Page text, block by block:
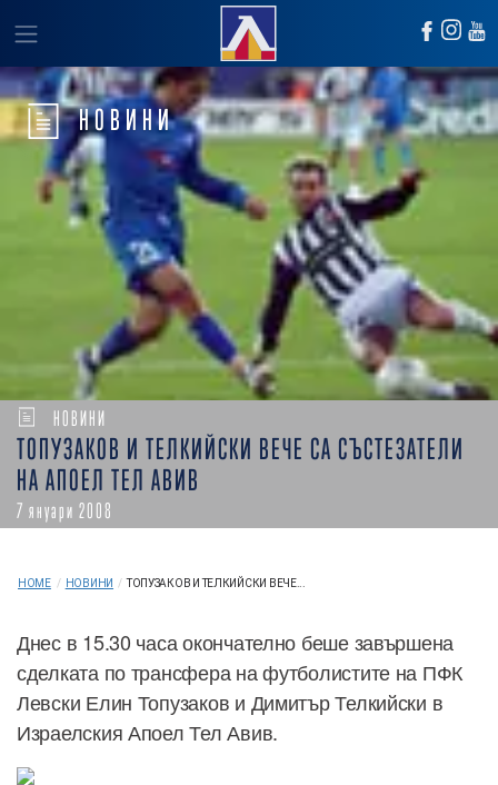
НОВИНИ
НОВИНИ
ТОПУЗАКОВ И ТЕЛКИЙСКИ ВЕЧЕ СА СЪСТЕЗАТЕЛИ
НА АПОЕЛ ТЕЛ АВИВ
7 януари 2008
HOME / НОВИНИ / ТОПУЗАКОВ И ТЕЛКИЙСКИ ВЕЧЕ...
Днес в 15.30 часа окончателно беше завършена
сделката по трансфера на футболистите на ПФК
Левски Елин Топузаков и Димитър Телкийски в
Израелския Апоел Тел Авив.